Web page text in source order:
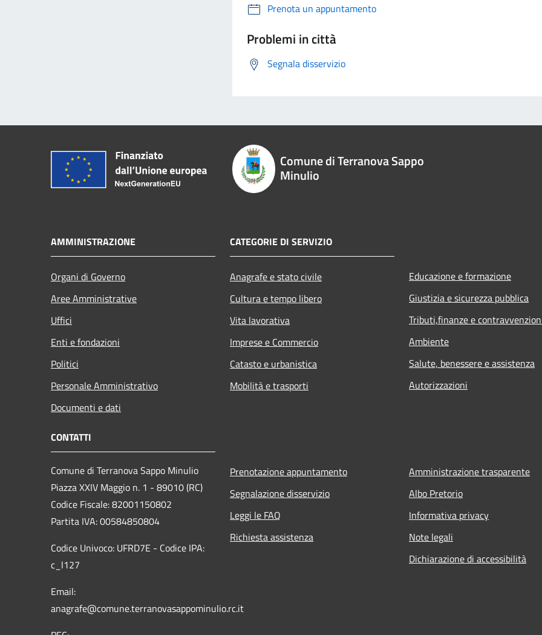
Prenota un appuntamento
Problemi in città
Segnala disservizio
Comune di Terranova Sappo
Minulio
AMMINISTRAZIONE
Organi di Governo
Aree Amministrative
Uffici
Enti e fondazioni
Politici
Personale Amministrativo
Documenti e dati
CATEGORIE DI SERVIZIO
Anagrafe e stato civile
Cultura e tempo libero
Vita lavorativa
Imprese e Commercio
Catasto e urbanistica
Mobilità e trasporti
Educazione e formazione
Giustizia e sicurezza pubblica
Tributi,finanze e
Ambiente
Salute, benessere e assistenza
Autorizzazioni
CONTATTI
Comune di Terranova Sappo Minulio
Piazza XXIV Maggio n. 1 - 89010 (RC)
Codice Fiscale: 82001150802
Partita IVA: 00584850804
Codice Univoco: UFRD7E - Codice IPA:
c_l127
Email:
anagrafe@comune.terranovasappominulio.rc.it
Prenotazione appuntamento
Segnalazione disservizio
Leggi le FAQ
Richiesta assistenza
Amministrazione trasparente
Albo Pretorio
Informativa privacy
Note legali
Dichiarazione di accessibilità